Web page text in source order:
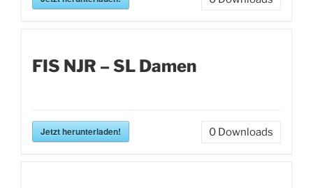
FIS NJR – SL Damen
Jetzt herunterladen! 0 Downloads